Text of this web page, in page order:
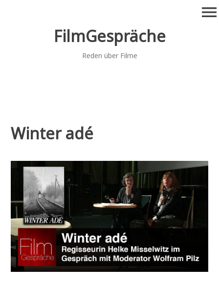
FilmGespräche
Reden über Filme
menu
Winter adé